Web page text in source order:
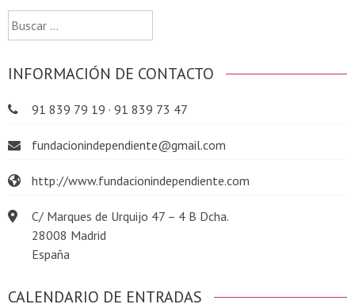
Buscar:
INFORMACIÓN DE CONTACTO
91 839 79 19 · 91 839 73 47
fundacionindependiente@gmail.com
http://www.fundacionindependiente.com
C/ Marques de Urquijo 47 – 4 B Dcha.
28008 Madrid
España
CALENDARIO DE ENTRADAS